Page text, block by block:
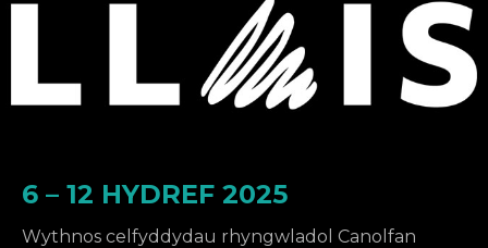
6 – 12 HYDREF 2025
Wythnos celfyddydau rhyngwladol Canolfan